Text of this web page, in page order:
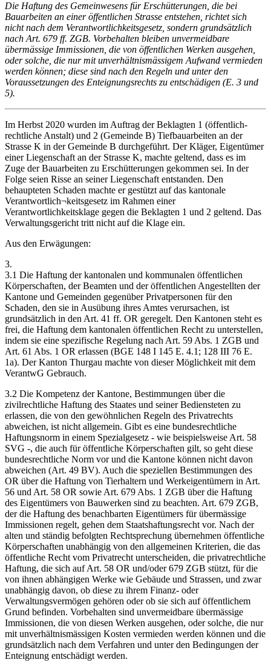
Die Haftung des Gemeinwesens für Erschütterungen, die bei
Bauarbeiten an einer öffentlichen Strasse entstehen, richtet sich
nicht nach dem Verantwortlichkeitsgesetz, sondern grundsätzlich
nach Art. 679 ff. ZGB. Vorbehalten bleiben unvermeidbare
übermässige Immissionen, die von öffentlichen Werken ausgehen,
oder solche, die nur mit unverhältnismässigem Aufwand vermieden
werden können; diese sind nach den Regeln und unter den
Voraussetzungen des Enteignungsrechts zu entschädigen (E. 3 und
5).
Im Herbst 2020 wurden im Auftrag der Beklagten 1 (öffentlich-
rechtliche Anstalt) und 2 (Gemeinde B) Tiefbauarbeiten an der
Strasse K in der Gemeinde B durchgeführt. Der Kläger, Eigentümer
einer Liegenschaft an der Strasse K, machte geltend, dass es im
Zuge der Bauarbeiten zu Erschütterungen gekommen sei. In der
Folge seien Risse an seiner Liegenschaft entstanden. Den
behaupteten Schaden machte er gestützt auf das kantonale
Verantwortlich¬keitsgesetz im Rahmen einer
Verantwortlichkeitsklage gegen die Beklagten 1 und 2 geltend. Das
Verwaltungsgericht tritt nicht auf die Klage ein.
Aus den Erwägungen:
3.
3.1 Die Haftung der kantonalen und kommunalen öffentlichen
Körperschaften, der Beamten und der öffentlichen Angestellten der
Kantone und Gemeinden gegenüber Privatpersonen für den
Schaden, den sie in Ausübung ihres Amtes verursachen, ist
grundsätzlich in den Art. 41 ff. OR geregelt. Den Kantonen steht es
frei, die Haftung dem kantonalen öffentlichen Recht zu unterstellen,
indem sie eine spezifische Regelung nach Art. 59 Abs. 1 ZGB und
Art. 61 Abs. 1 OR erlassen (BGE 148 I 145 E. 4.1; 128 III 76 E.
1a). Der Kanton Thurgau machte von dieser Möglichkeit mit dem
VerantwG Gebrauch.
3.2 Die Kompetenz der Kantone, Bestimmungen über die
zivilrechtliche Haftung des Staates und seiner Bediensteten zu
erlassen, die von den gewöhnlichen Regeln des Privatrechts
abweichen, ist nicht allgemein. Gibt es eine bundesrechtliche
Haftungsnorm in einem Spezialgesetz - wie beispielsweise Art. 58
SVG -, die auch für öffentliche Körperschaften gilt, so geht diese
bundesrechtliche Norm vor und die Kantone können nicht davon
abweichen (Art. 49 BV). Auch die speziellen Bestimmungen des
OR über die Haftung von Tierhaltern und Werkeigentümern in Art.
56 und Art. 58 OR sowie Art. 679 Abs. 1 ZGB über die Haftung
des Eigentümers von Bauwerken sind zu beachten. Art. 679 ZGB,
der die Haftung des benachbarten Eigentümers für übermässige
Immissionen regelt, gehen dem Staatshaftungsrecht vor. Nach der
alten und ständig befolgten Rechtsprechung übernehmen öffentliche
Körperschaften unabhängig von den allgemeinen Kriterien, die das
öffentliche Recht vom Privatrecht unterscheiden, die privatrechtliche
Haftung, die sich auf Art. 58 OR und/oder 679 ZGB stützt, für die
von ihnen abhängigen Werke wie Gebäude und Strassen, und zwar
unabhängig davon, ob diese zu ihrem Finanz- oder
Verwaltungsvermögen gehören oder ob sie sich auf öffentlichem
Grund befinden. Vorbehalten sind unvermeidbare übermässige
Immissionen, die von diesen Werken ausgehen, oder solche, die nur
mit unverhältnismässigen Kosten vermieden werden können und die
grundsätzlich nach dem Verfahren und unter den Bedingungen der
Enteignung entschädigt werden.